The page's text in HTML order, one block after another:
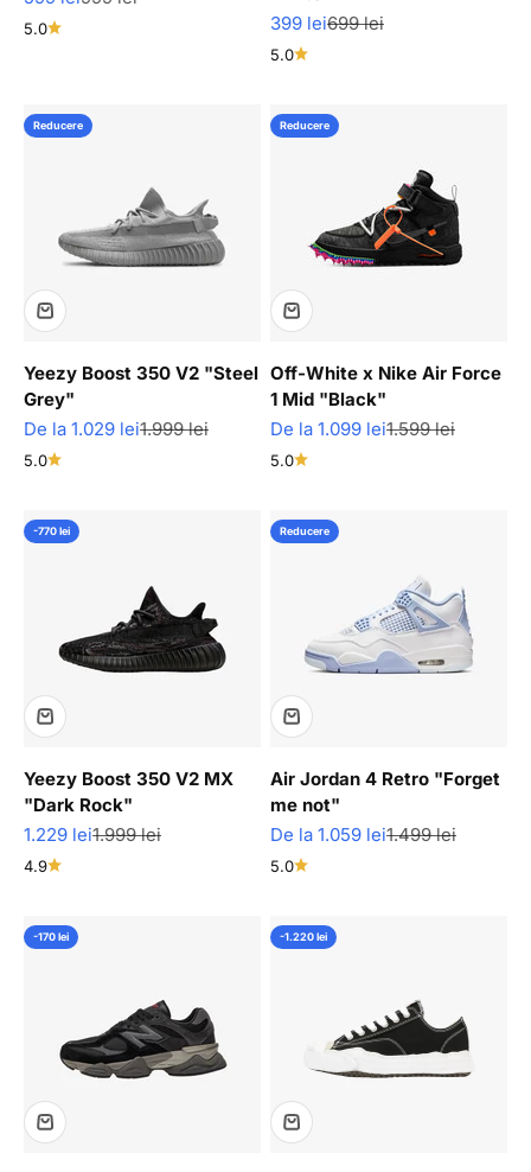
5.0
Pret redus
399 leiPret normal
699 lei
5.0
Reducere
Yeezy Boost 350 V2 "Steel
Grey"
Pret redus
De la 1.029 leiPret normal
1.999 lei
5.0
Reducere
Off-White x Nike Air Force
1 Mid "Black"
Pret redus
De la 1.099 leiPret normal
1.599 lei
5.0
-770 lei
Yeezy Boost 350 V2 MX
"Dark Rock"
Pret redus
1.229 leiPret normal
1.999 lei
4.9
Reducere
Air Jordan 4 Retro "Forget
me not"
Pret redus
De la 1.059 leiPret normal
1.499 lei
5.0
-170 lei -1.220 lei